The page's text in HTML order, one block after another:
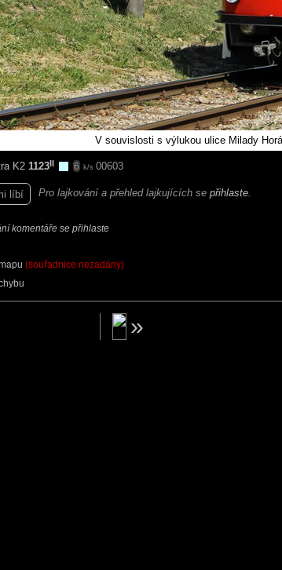
V souvislosti s výlukou ulice Milady
K2 1123 6 k/s 00603
líbí Pro lajkování a přehled lajkujících se přihlaste.
komentáře se přihlaste
(souřadnice nezadány)